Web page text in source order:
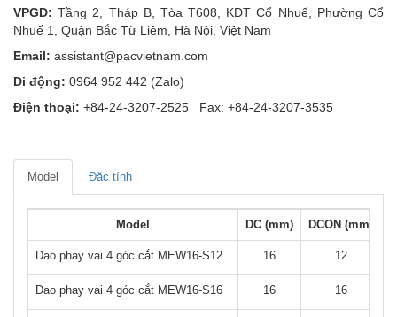
VPGD: Tầng 2, Tháp B, Tòa T608, KĐT Cổ Nhuế, Phường Cổ
Nhuế 1, Quận Bắc Từ Liêm, Hà Nội, Việt Nam
Email: assistant@pacvietnam.com
Di động: 0964 952 442 (Zalo)
Điện thoại: +84-24-3207-2525 Fax: +84-24-3207-3535
Model Đặc tính
Model DC (mm) DCON (mm)
Dao phay vai 4 góc cắt MEW16-S12 16 12
Dao phay vai 4 góc cắt MEW16-S16 16 16